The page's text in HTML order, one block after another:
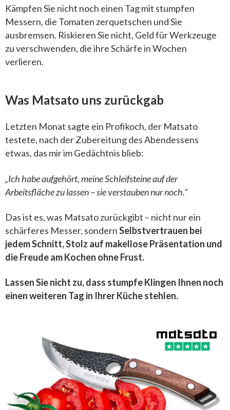
Kämpfen Sie nicht noch einen Tag mit stumpfen
Messern, die Tomaten zerquetschen und Sie
ausbremsen. Riskieren Sie nicht, Geld für Werkzeuge
zu verschwenden, die ihre Schärfe in Wochen
verlieren.
Was Matsato uns zurückgab
Letzten Monat sagte ein Profikoch, der Matsato
testete, nach der Zubereitung des Abendessens
etwas, das mir im Gedächtnis blieb:
„Ich habe aufgehört, meine Schleifsteine auf der
Arbeitsfläche zu lassen – sie verstauben nur noch.“
Das ist es, was Matsato zurückgibt – nicht nur ein
schärferes Messer, sondernSelbstvertrauen bei
jedem Schnitt, Stolz auf makellose Präsentation und
die Freude am Kochen ohne Frust.
Lassen Sie nicht zu, dass stumpfe Klingen Ihnen noch
einen weiteren Tag in Ihrer Küche stehlen.